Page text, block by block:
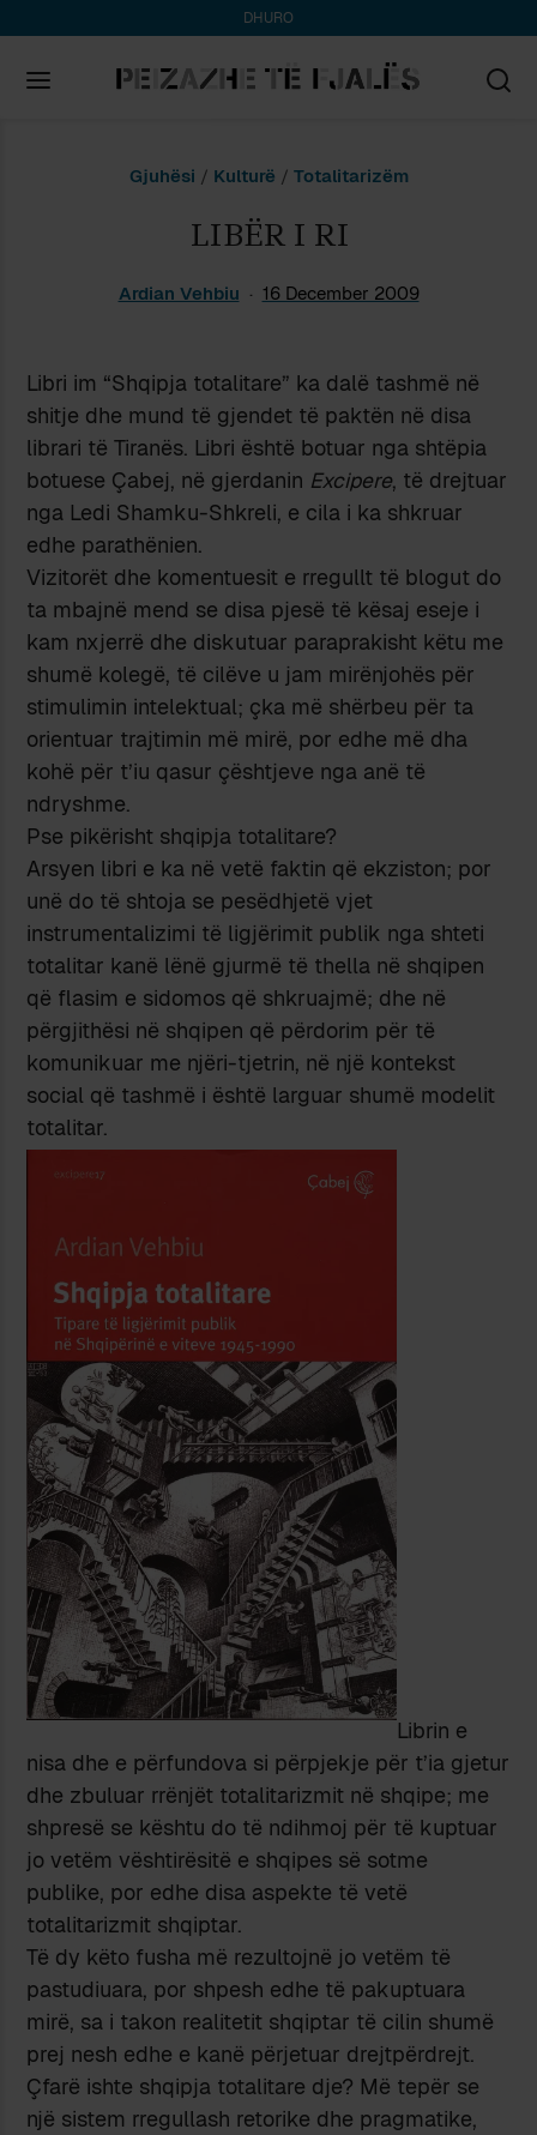
DHURO
Gjuhësi / Kulturë / Totalitarizëm
LIBËR I RI
Ardian Vehbiu 16 December 2009
Libri im “Shqipja totalitare” ka dalë tashmë në
shitje dhe mund të gjendet të paktën në disa
librari të Tiranës. Libri është botuar nga shtëpia
botuese Çabej, në gjerdanin Excipere, të drejtuar
nga Ledi Shamku-Shkreli, e cila i ka shkruar
edhe parathënien.
Vizitorët dhe komentuesit e rregullt të blogut do
ta mbajnë mend se disa pjesë të kësaj eseje i
kam nxjerrë dhe diskutuar paraprakisht këtu me
shumë kolegë, të cilëve u jam mirënjohës për
stimulimin intelektual; çka më shërbeu për ta
orientuar trajtimin më mirë, por edhe më dha
kohë për t’iu qasur çështjeve nga anë të
ndryshme.
Pse pikërisht shqipja totalitare?
Arsyen libri e ka në vetë faktin që ekziston; por
unë do të shtoja se pesëdhjetë vjet
instrumentalizimi të ligjërimit publik nga shteti
totalitar kanë lënë gjurmë të thella në shqipen
që flasim e sidomos që shkruajmë; dhe në
përgjithësi në shqipen që përdorim për të
komunikuar me njëri-tjetrin, në një kontekst
social që tashmë i është larguar shumë modelit
totalitar.
Librin e
nisa dhe e përfundova si përpjekje për t’ia gjetur
dhe zbuluar rrënjët totalitarizmit në shqipe; me
shpresë se kështu do të ndihmoj për të kuptuar
jo vetëm vështirësitë e shqipes së sotme
publike, por edhe disa aspekte të vetë
totalitarizmit shqiptar.
Të dy këto fusha më rezultojnë jo vetëm të
pastudiuara, por shpesh edhe të pakuptuara
mirë, sa i takon realitetit shqiptar të cilin shumë
prej nesh edhe e kanë përjetuar drejtpërdrejt.
Çfarë ishte shqipja totalitare dje? Më tepër se
një sistem rregullash retorike dhe pragmatike,